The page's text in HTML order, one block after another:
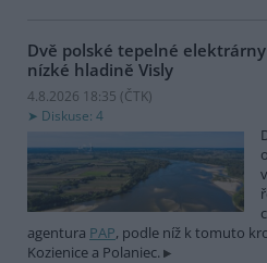
Dvě polské tepelné
nízké hladině Visly
4.8.2026 18:35 (ČTK)
Diskuse: 4
agentura PAP, podle níž k tomuto
Kozienice a Polaniec.